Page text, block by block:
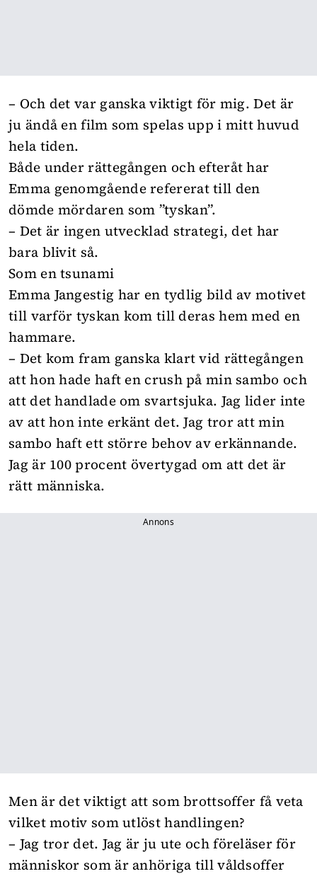
– Och det var ganska viktigt för mig. Det är
ju ändå en film som spelas upp i mitt huvud
hela tiden.
Både under rättegången och efteråt har
Emma genomgående refererat till den
dömde mördaren som ”tyskan”.
– Det är ingen utvecklad strategi, det har
bara blivit så.
Som en tsunami
Emma Jangestig har en tydlig bild av motivet
till varför tyskan kom till deras hem med en
hammare.
– Det kom fram ganska klart vid rättegången
att hon hade haft en crush på min sambo och
att det handlade om svartsjuka. Jag lider inte
av att hon inte erkänt det. Jag tror att min
sambo haft ett större behov av erkännande.
Jag är 100 procent övertygad om att det är
rätt människa.
Annons
Men är det viktigt att som brottsoffer få veta
vilket motiv som utlöst handlingen?
– Jag tror det. Jag är ju ute och föreläser för
människor som är anhöriga till våldsoffer